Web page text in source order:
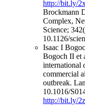
http://bit.ly/
Brockmann
Complex,
Science;
10.1126/
Isaac I
Bogoch II et
international
commercial
outbreak.
10.1016/
http://bit.ly/